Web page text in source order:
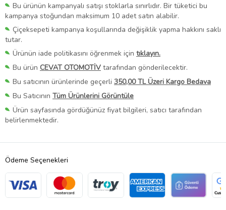
Bu ürünün kampanyalı satışı stoklarla sınırlıdır. Bir tüketici bu
kampanya stoğundan maksimum 10 adet satın alabilir.
Çiçeksepeti kampanya koşullarında değişiklik yapma hakkını saklı
tutar.
Ürünün iade politikasını öğrenmek için tıklayın.
Bu ürün CEVAT OTOMOTİV tarafından gönderilecektir.
Bu satıcının ürünlerinde geçerli 350,00 TL Üzeri Kargo Bedava
Bu Satıcının Tüm Ürünlerini Görüntüle
Ürün sayfasında gördüğünüz fiyat bilgileri, satıcı tarafından
belirlenmektedir.
Ödeme Seçenekleri